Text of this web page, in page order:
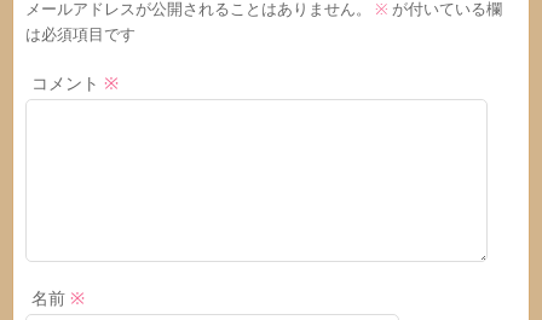
メールアドレスが公開されることはありません。 ※ が付いている欄
は必須項目です
コメント ※
名前 ※